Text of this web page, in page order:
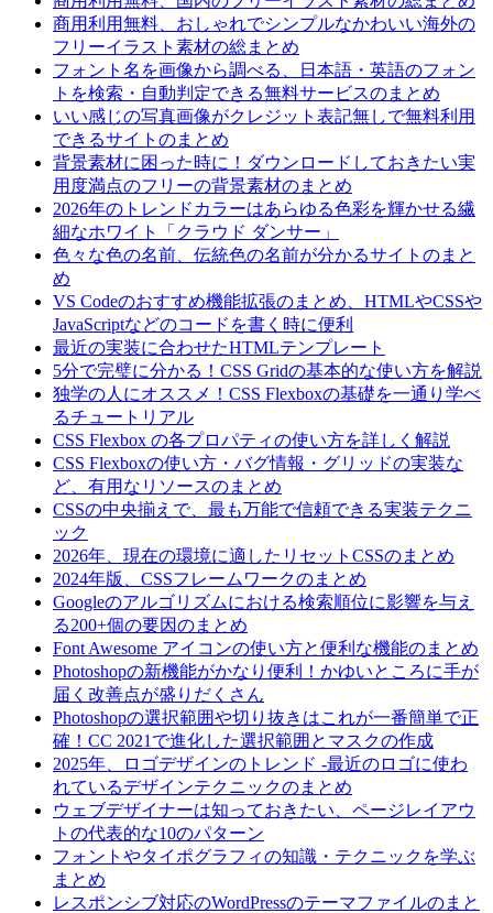
商用利用無料、おしゃれでシンプルなかわいい海外の
フリーイラスト素材の総まとめ
フォント名を画像から調べる、日本語・英語のフォン
トを検索・自動判定できる無料サービスのまとめ
いい感じの写真画像がクレジット表記無しで無料利用
できるサイトのまとめ
背景素材に困った時に！ダウンロードしておきたい実
用度満点のフリーの背景素材のまとめ
2026年のトレンドカラーはあらゆる色彩を輝かせる繊
細なホワイト「クラウド ダンサー」
色々な色の名前、伝統色の名前が分かるサイトのまと
め
VS Codeのおすすめ機能拡張のまとめ、HTMLやCSSや
JavaScriptなどのコードを書く時に便利
最近の実装に合わせたHTMLテンプレート
5分で完璧に分かる！CSS Gridの基本的な使い方を解説
独学の人にオススメ！CSS Flexboxの基礎を一通り学べ
るチュートリアル
CSS Flexbox の各プロパティの使い方を詳しく解説
CSS Flexboxの使い方・バグ情報・グリッドの実装な
ど、有用なリソースのまとめ
CSSの中央揃えで、最も万能で信頼できる実装テクニ
ック
2026年、現在の環境に適したリセットCSSのまとめ
2024年版、CSSフレームワークのまとめ
Googleのアルゴリズムにおける検索順位に影響を与え
る200+個の要因のまとめ
Font Awesome アイコンの使い方と便利な機能のまとめ
Photoshopの新機能がかなり便利！かゆいところに手が
届く改善点が盛りだくさん
Photoshopの選択範囲や切り抜きはこれが一番簡単で正
確！CC 2021で進化した選択範囲とマスクの作成
2025年、ロゴデザインのトレンド -最近のロゴに使わ
れているデザインテクニックのまとめ
ウェブデザイナーは知っておきたい、ページレイアウ
トの代表的な10のパターン
フォントやタイポグラフィの知識・テクニックを学ぶ
まとめ
レスポンシブ対応のWordPressのテーマファイルのまと